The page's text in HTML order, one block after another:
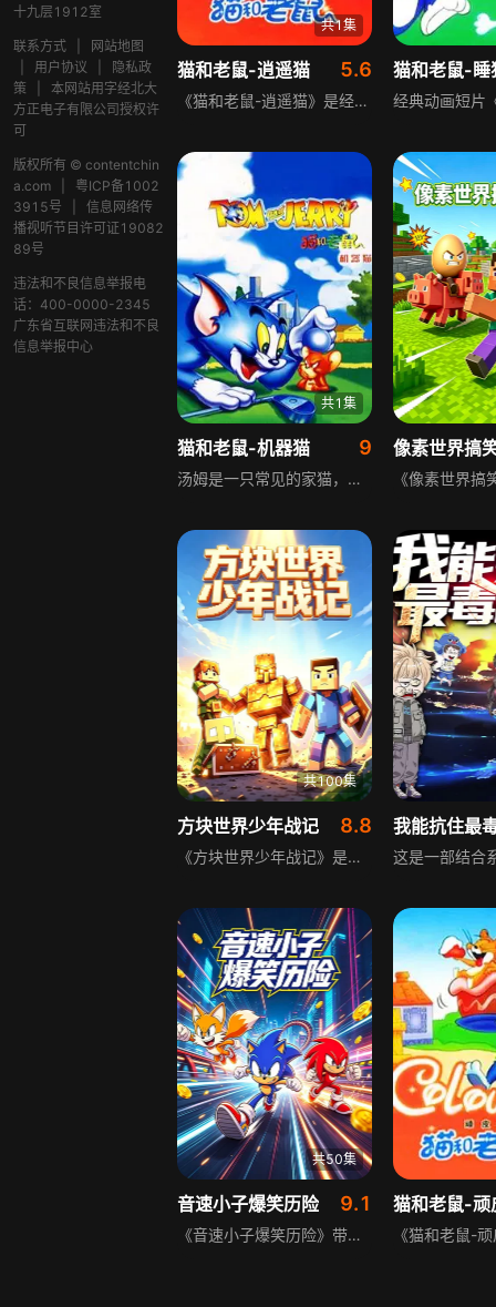
十九层1912室
联系方式
网站地图
用户协议
隐私政
策
本网站用字经北大
方正电子有限公司授权许
可
版权所有 © contentchin
a.com
粤ICP备1002
3915号
信息网络传
播视听节目许可证19082
89号
违法和不良信息举报电
话：400-0000-2345
广东省互联网违法和不良
信息举报中心
共1集
猫和老鼠-逍遥猫 5.6
《猫和老鼠-逍遥猫》是经典搞笑动画，围绕家猫汤姆展开，汤姆总想尽办法抓捕同住一室却难以抓住的老鼠杰瑞，不断驱赶这位“讨厌的房客”却屡屡失败。实际上汤姆在追逐中获得的乐趣远超过抓住杰瑞，即便偶尔捉住杰瑞，也不知该如何处置，动画以轻松搞笑的风格演绎猫鼠间的趣味互动。
猫和老鼠-睡
共1集
猫和老鼠-机器猫 9
汤姆是一只常见的家猫，它有一种强烈的欲望，总想抓住与它同居一室却难以抓住的老鼠杰瑞，它不断地努力驱赶这些讨厌的房客，但总是遭到失败。而实际上它在追逐中得到的乐趣远远超过了捉住老鼠，即使偶尔捉住了杰瑞，结果也不知究竟该怎么处置这只老鼠！
像素世界搞
共100集
方块世界少年战记 8.8
《方块世界少年战记》是面向少儿群体的短篇动漫作品，单集时长 3 至 5 分钟。故事搭建了由方块构成的独特奇幻世界，塑造一群性格各异的少年主角。少年小队在方块大陆不断遭遇新奇挑战，面对各类难题时彼此扶持、互相包容，齐心协力化解危机。短片节奏轻快、画风童趣，每一集围绕一次小型冒险展开，在轻松有趣的剧情中潜移默化引导孩子懂得合作、坚守善良、直面挫折，短小精炼的内容适配碎片化观看场景，兼具趣味性与教育意义。
共50集
音速小子爆笑历险 9.1
《音速小子爆笑历险》带你认识全球知名蓝色刺猬索尼克！他是世界上速度最快的刺猬，热爱热狗，也是蛋头博士的头号对手。自 1991 年登场后，索尼克凭借超快速度、帅气热血的人设火遍全球三十余年，不只是经典电子游戏偶像，还推出动画、电影、漫画、周边玩具等海量衍生内容。剧集围绕索尼克开启一场场刺激极速冒险，对抗反派、穿梭多元世界，热血闯关搭配轻松搞笑桥段，既能重温经典游戏情怀，也能沉浸式体验音速小子的奇妙历险。
猫和老鼠-顽